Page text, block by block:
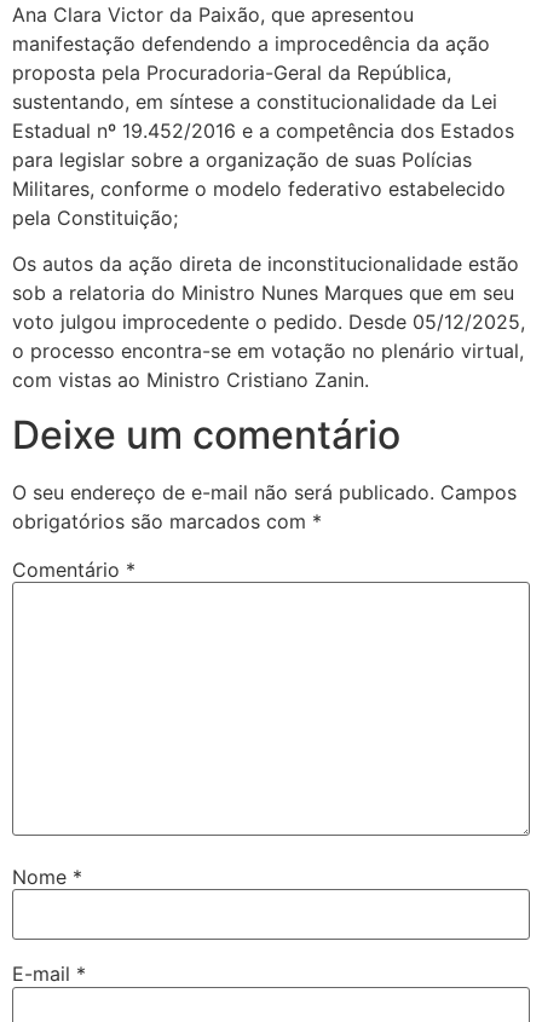
Ana Clara Victor da Paixão, que apresentou
manifestação defendendo a improcedência da ação
proposta pela Procuradoria-Geral da República,
sustentando, em síntese a constitucionalidade da Lei
Estadual nº 19.452/2016 e a competência dos Estados
para legislar sobre a organização de suas Polícias
Militares, conforme o modelo federativo estabelecido
pela Constituição;
Os autos da ação direta de inconstitucionalidade estão
sob a relatoria do Ministro Nunes Marques que em seu
voto julgou improcedente o pedido. Desde 05/12/2025,
o processo encontra-se em votação no plenário virtual,
com vistas ao Ministro Cristiano Zanin.
Deixe um comentário
O seu endereço de e-mail não será publicado. Campos
obrigatórios são marcados com *
Comentário *
Nome *
E-mail *